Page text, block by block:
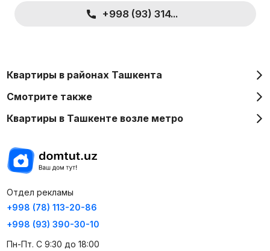
+998 (93) 314...
Квартиры в районах Ташкента
Смотрите также
Квартиры в Ташкенте возле метро
Отдел рекламы
+998 (78) 113-20-86
+998 (93) 390-30-10
Пн-Пт. С 9:30 до 18:00